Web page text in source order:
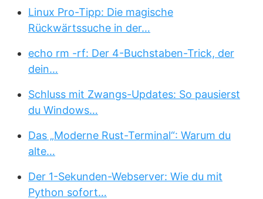
Linux Pro-Tipp: Die magische
Rückwärtssuche in der…
echo rm -rf: Der 4-Buchstaben-Trick, der
dein…
Schluss mit Zwangs-Updates: So pausierst
du Windows…
Das „Moderne Rust-Terminal“: Warum du
alte…
Der 1-Sekunden-Webserver: Wie du mit
Python sofort…